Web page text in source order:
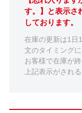
す。】と表示さ
しております。
在庫の更新は1日
文のタイミング
お客様で在庫が
上記表示がされ